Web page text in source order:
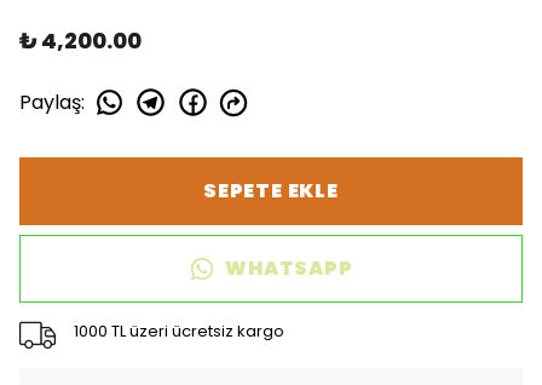
₺ 4,200.00
Paylaş:
SEPETE EKLE
WHATSAPP
1000 TL üzeri ücretsiz kargo